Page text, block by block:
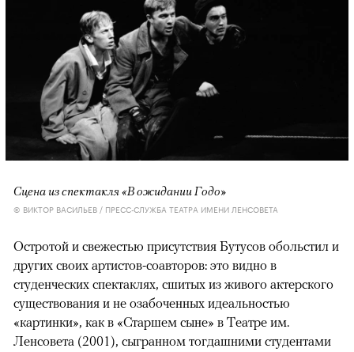
Сцена из спектакля «В ожидании Годо»
© ВИКТОР ВАСИЛЬЕВ / ПРЕСС-СЛУЖБА ТЕАТРА ИМЕНИ ЛЕНСОВЕТА
Остротой и свежестью присутствия Бутусов обольстил и
других своих артистов-соавторов: это видно в
студенческих спектаклях, сшитых из живого актерского
существования и не озабоченных идеальностью
«картинки», как в «Старшем сыне» в Театре им.
Ленсовета (2001), сыгранном тогдашними студентами